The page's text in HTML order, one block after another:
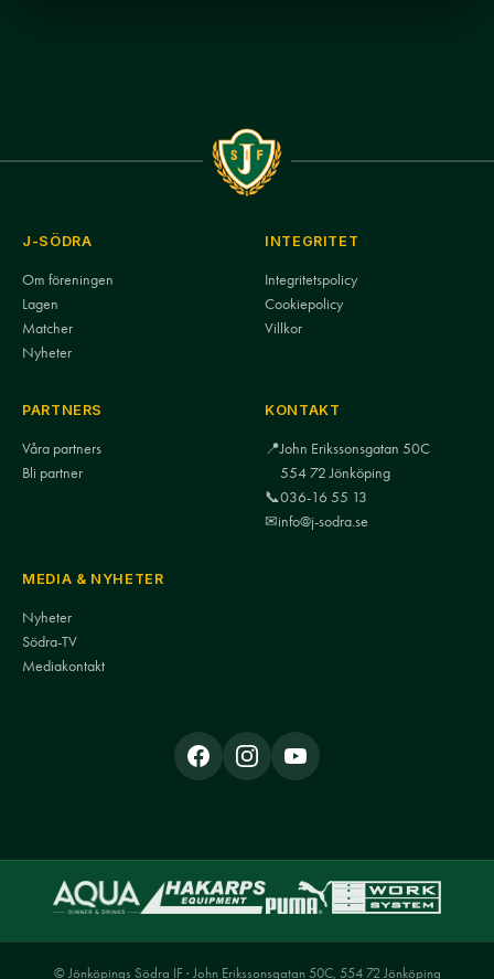
J-SÖDRA
Om föreningen
Lagen
Matcher
Nyheter
INTEGRITET
Integritetspolicy
Cookiepolicy
Villkor
PARTNERS
Våra partners
Bli partner
KONTAKT
📍John Erikssonsgatan 50C
554 72 Jönköping
📞036-16 55 13
✉info@j-sodra.se
MEDIA & NYHETER
Nyheter
Södra-TV
Mediakontakt
© Jönköpings Södra IF · John Erikssonsgatan 50C, 554 72 Jönköping